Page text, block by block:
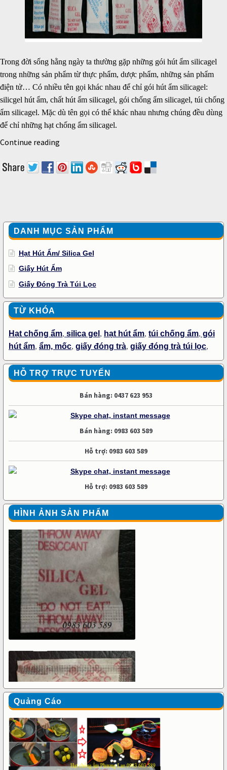
Trong đời sống hằng ngày ta thường gặp những gói hút ẩm silicagel
trong những sản phẩm từ thực phẩm, dược phẩm, những sản phẩm
điện tử… Có nhiều tên gọi khác nhau để chỉ gói hút ẩm silicagel:
silicgel hút ẩm, chất hút ẩm silicagel, gói chống ẩm silicagel, túi chống
ẩm silicagel. Mặc dù tên gọi có thể khác nhau nhưng chúng đều dùng
để chỉ những hạt chống ẩm silicagel.
Continue reading
DANH MỤC SẢN PHẨM
Hạt Hút Ẩm/ Silica Gel
Giấy Hút Ẩm
Giấy Đóng Trà Túi Lọc
TỪ KHÓA
Hạt chống ẩm, silica gel , hạt hút ẩm, túi chống ẩm, gói
hút ẩm, ẩm, mốc, giấy đóng trà, giấy đóng trà túi lọc,
HỖ TRỢ TRỰC TUYẾN
Bán hàng: 0437 623 953
Bán hàng: 0983 603 589
Hỗ trợ: 0983 603 589
Hỗ trợ: 0983 603 589
HÌNH ẢNH SẢN PHẨM
Quảng Cáo